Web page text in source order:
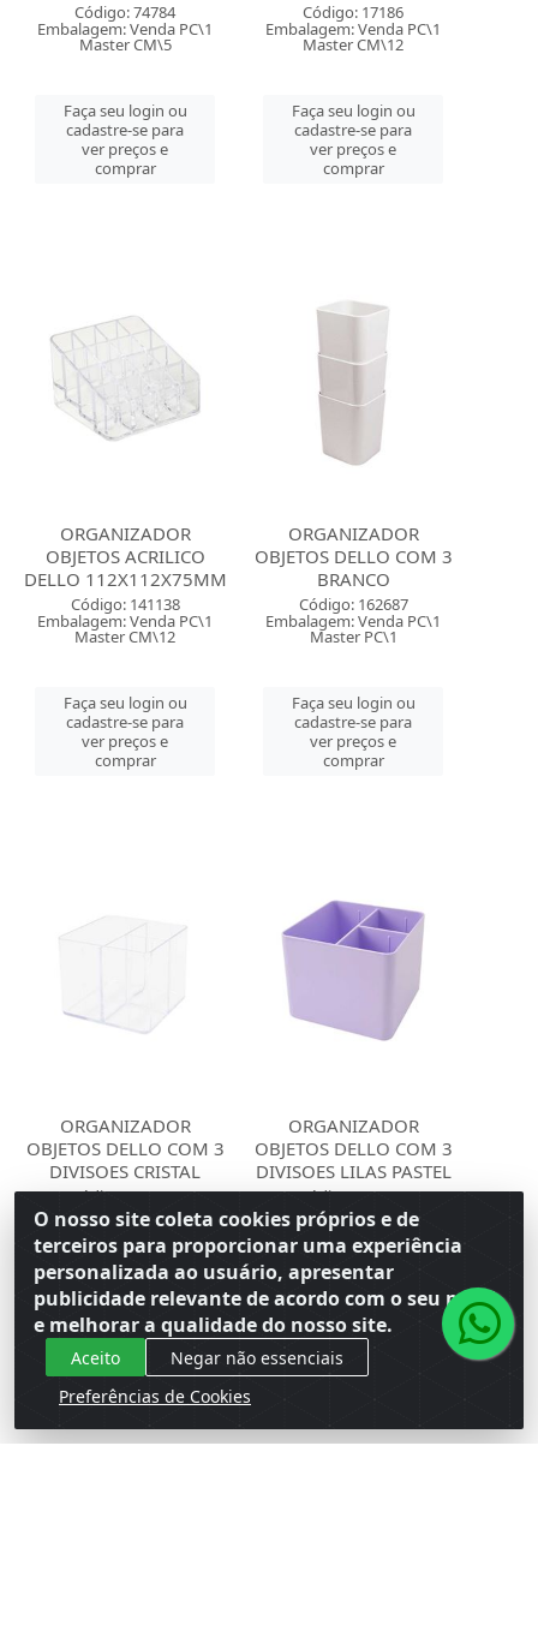
Código: 74784
Embalagem: Venda PC\1
Master CM\5
Faça seu login ou
cadastre-se para
ver preços e
comprar
Código: 17186
Embalagem: Venda PC\1
Master CM\12
Faça seu login ou
cadastre-se para
ver preços e
comprar
ORGANIZADOR
OBJETOS ACRILICO
DELLO 112X112X75MM
Código: 141138
Embalagem: Venda PC\1
Master CM\12
Faça seu login ou
cadastre-se para
ver preços e
comprar
ORGANIZADOR
OBJETOS DELLO COM 3
BRANCO
Código: 162687
Embalagem: Venda PC\1
Master PC\1
Faça seu login ou
cadastre-se para
ver preços e
comprar
ORGANIZADOR
OBJETOS DELLO COM 3
DIVISOES CRISTAL
Código: 141165
Embalagem: Venda PC\1
Master CM\6
Faça seu login ou
cadastre-se para
ver preços e
comprar
ORGANIZADOR
OBJETOS DELLO COM 3
DIVISOES LILAS PASTEL
Código: 141166
Embalagem: Venda PC\1
Master CM\6
Faça seu login ou
cadastre-se para
ver preços e
comprar
O nosso site coleta cookies próprios e de
terceiros para proporcionar uma experiência
personalizada ao usuário, apresentar
publicidade relevante de acordo com o seu perfil
e melhorar a qualidade do nosso site.
Aceito
Negar não essenciais
Preferências de Cookies